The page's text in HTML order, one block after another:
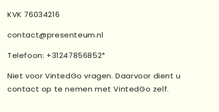
KVK 76034216
contact@presenteum.nl
Telefoon: +31247856852*
Niet voor VintedGo vragen. Daarvoor dient u
contact op te nemen met VintedGo zelf.